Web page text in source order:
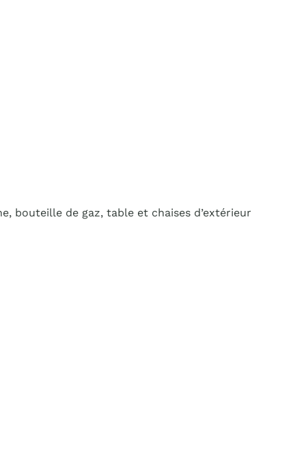
bouteille de gaz, table et chaises d’extérieur